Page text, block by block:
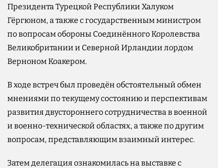
Президента Турецкой Республики Халуком
Гёргюном, а также с государственным министром
по вопросам обороны Соединённого Королевства
Великобритании и Северной Ирландии лордом
Верноном Коакером.
В ходе встреч был проведён обстоятельный обмен
мнениями по текущему состоянию и перспективам
развития двустороннего сотрудничества в военной
и военно-технической областях, а также по другим
вопросам, представляющим взаимный интерес.
Затем делегация ознакомилась на выставке с